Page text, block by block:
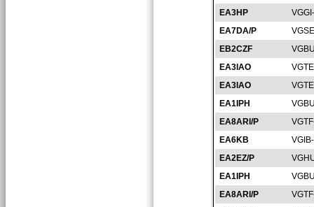
EA3HP
EA7DA/P
EB2CZF
EA3IAO
EA3IAO
EA1IPH
EA8ARI/P
EA6KB
EA2EZ/P
EA1IPH
EA8ARI/P